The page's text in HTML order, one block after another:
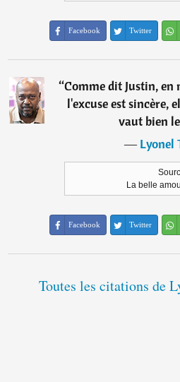
Facebook Twitter
“Comme dit Justin, en
l'excuse est sincère,
vaut bien
―Lyonel
La belle
Facebook Twitter
Toutes les citations de